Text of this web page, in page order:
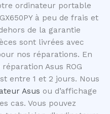
ordinateur portable
à peu de frais et
de la garantie
sont livrées avec
nos réparations. En
Asus ROG
entre 1 et 2 jours. Nous
Asus ou d’affichage
cas. Vous pouvez